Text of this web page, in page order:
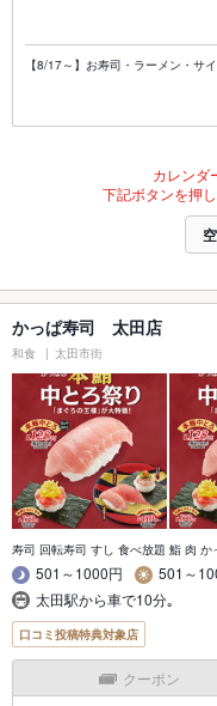
【8/17～】お寿司・ラーメン・サ
カレンダ
下記ボタンを押
かっぱ寿司 太田店
和食 太田市街
寿司 回転寿司 すし 食べ放題 鮨 肉 か
501～1000円
501～
太田駅から車で10分｡
口コミ投稿特典対象店
クーポン